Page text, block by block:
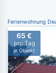
Ferienwohnung
65 €
pro Tag
je Objekt